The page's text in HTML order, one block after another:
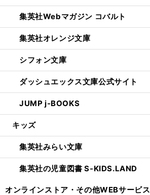
集英社Webマガジン コバルト
集英社オレンジ文庫
シフォン文庫
ダッシュエックス文庫公式サイト
JUMP j-BOOKS
キッズ
集英社みらい文庫
集英社の児童図書 S-KIDS.LAND
オンラインストア・ その他WEBサービス